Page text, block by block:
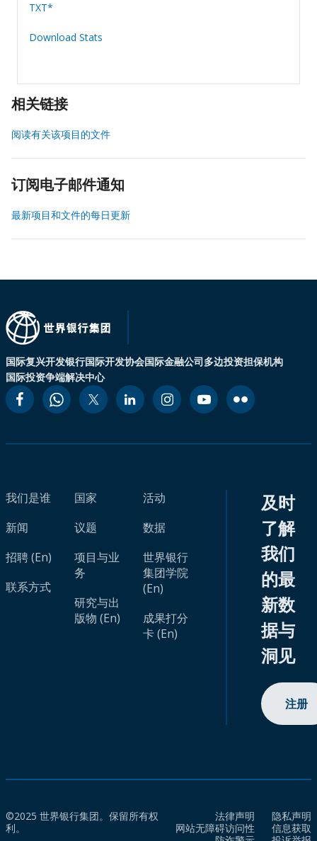
TXT*
Download Stats
相关链接
阅读有关该项目的文件
订阅电子邮件通知
最新项目和文件的每日更新
国际复兴开发银行国际开发协会国际金融公司多边投资担保机构
国际投资争端解决中心
我们是谁
新闻
招聘 (En)
联系方式
国家
议题
项目与业
务
研究与出
版物 (En)
活动
数据
世界银行
集团学院
(En)
成果打分
卡 (En)
及时
了解
我们
的最
新数
据与
洞见
注册
©2025 世界银行集团。保留所有权
利。
法律声明
隐私声明
网站无障碍访问性
信息获取